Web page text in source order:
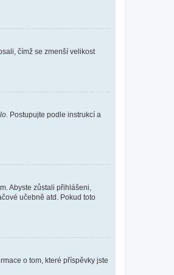
čímž se zmenší velikost
. Postupujte podle instrukcí a
Abyste zůstali přihlášeni,
učebně atd. Pokud toto
o tom, které příspěvky jste